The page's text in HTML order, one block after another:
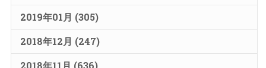
2019年01月 (305)
2018年12月 (247)